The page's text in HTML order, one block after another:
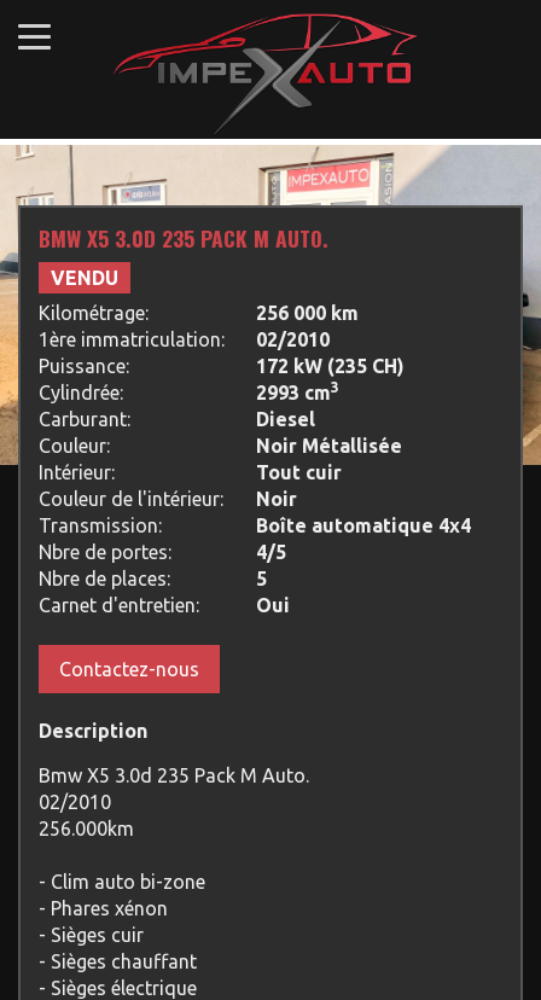
BMW X5 3.0D 235 PACK M AUTO.
VENDU
Kilométrage:
256 000 km
1ère immatriculation:
02/2010
Puissance:
172 kW (235 CH)
Cylindrée:
2993 cm3
Carburant:
Diesel
Couleur:
Noir Métallisée
Intérieur:
Tout cuir
Couleur de l'intérieur:
Noir
Transmission:
Boîte automatique 4x4
Nbre de portes:
4/5
Nbre de places:
5
Carnet d'entretien:
Oui
Contactez-nous
Description
Bmw X5 3.0d 235 Pack M Auto.
02/2010
256.000km
- Clim auto bi-zone
- Phares xénon
- Sièges cuir
- Sièges chauffant
- Sièges électrique